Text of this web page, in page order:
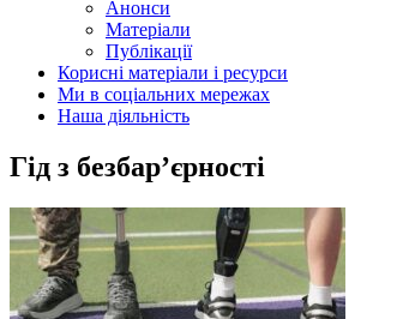
Анонси
Матеріали
Публікації
Корисні матеріали і ресурси
Ми в соціальних мережах
Наша діяльність
Гід з безбар’єрності